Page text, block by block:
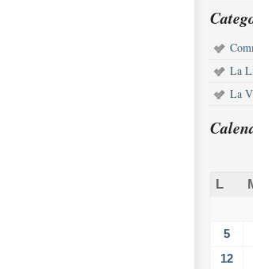
La
La
L
5
12